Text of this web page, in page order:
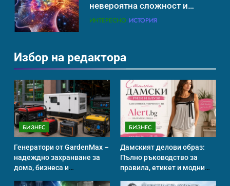
невероятна сложност и
възможност
ИНТЕРЕСНО ИСТОРИЯ
Ритуали от други култури,
ИСТОРИЯ
Идеи за съвременен дизайн
ИСТОРИЯ
Избор на редактора
БИЗНЕС
Генератори от GardenMax –
надеждно захранване за
дома, бизнеса и
БИЗНЕС
Дамският делови образ:
Пълно ръководство за
правила, етикет и модни